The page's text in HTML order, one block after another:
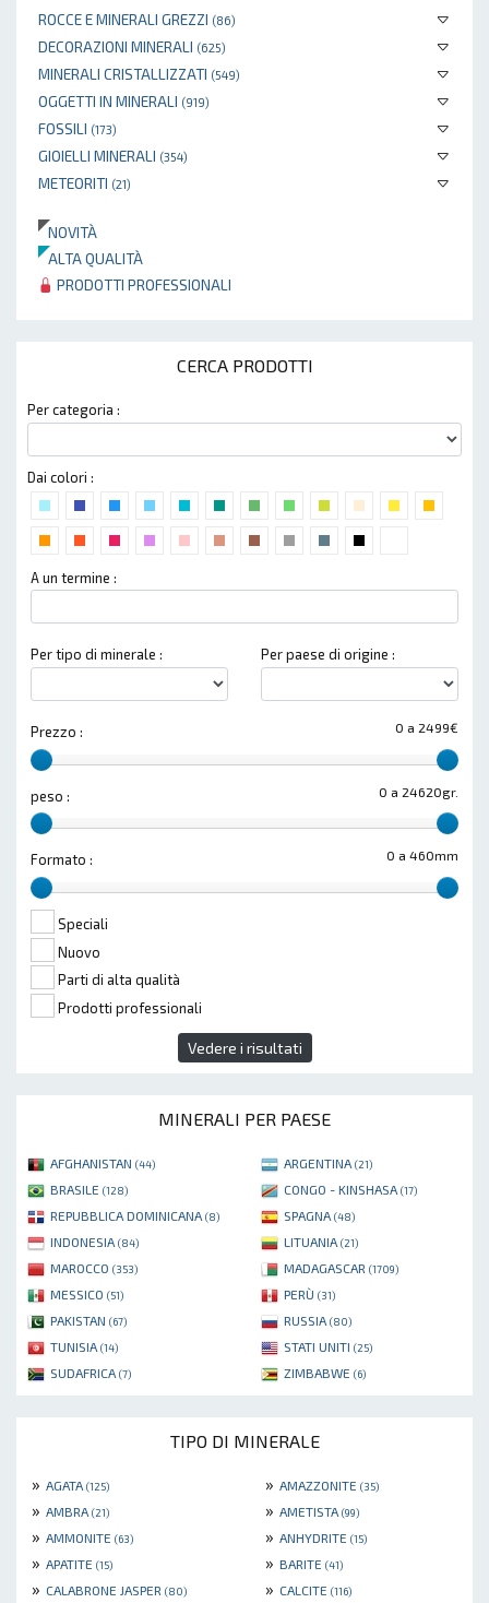
ROCCE E MINERALI GREZZI (86)
DECORAZIONI MINERALI (625)
MINERALI CRISTALLIZZATI (549)
OGGETTI IN MINERALI (919)
FOSSILI (173)
GIOIELLI MINERALI (354)
METEORITI (21)
NOVITÀ
ALTA QUALITÀ
PRODOTTI PROFESSIONALI
CERCA PRODOTTI
Per categoria :
Dai colori :
A un termine :
Per tipo di minerale : Per paese di origine :
0 a 2499€
Prezzo :
0 a 24620gr.
peso :
0 a 460mm
Formato :
Speciali
Nuovo
Parti di alta qualità
Prodotti professionali
Vedere i risultati
MINERALI PER PAESE
AFGHANISTAN (44) ARGENTINA (21)
BRASILE (128) CONGO - KINSHASA (17)
REPUBBLICA DOMINICANA (8) SPAGNA (48)
INDONESIA (84) LITUANIA (21)
MAROCCO (353) MADAGASCAR (1709)
MESSICO (51) PERÙ (31)
PAKISTAN (67) RUSSIA (80)
TUNISIA (14) STATI UNITI (25)
SUDAFRICA (7) ZIMBABWE (6)
TIPO DI MINERALE
» AGATA (125) » AMAZZONITE (35)
» AMBRA (21) » AMETISTA (99)
» AMMONITE (63) » ANHYDRITE (15)
» APATITE (15) » BARITE (41)
» CALABRONE JASPER (80) » CALCITE (116)